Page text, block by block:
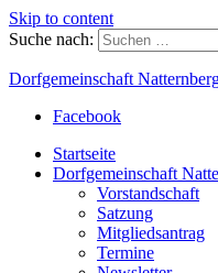
Skip to content
Suche nach:
Dorfgemeinschaft
Facebook
Startseite
Dorfgemeinschaft
Vorstandschaft
Satzung
Mitgliedsantrag
Termine